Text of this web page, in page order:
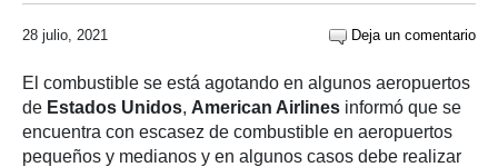
28 julio, 2021 Deja un comentario
El combustible se está agotando en algunos aeropuertos
de Estados Unidos, American Airlines informó que se
encuentra con escasez de combustible en aeropuertos
pequeños y medianos y en algunos casos debe realizar